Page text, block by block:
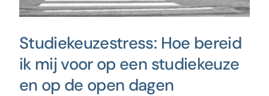
Studiekeuzestress: Hoe bereid
ik mij voor op een studiekeuze
en op de open dagen